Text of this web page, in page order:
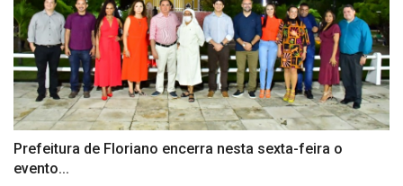
Prefeitura de Floriano encerra nesta sexta-feira o
evento...